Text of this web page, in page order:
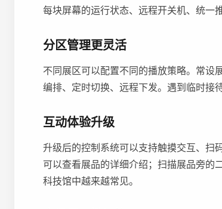
每块屏幕的运行状态、远程开关机、统一
分区管理更灵活
不同展区可以配置不同的播放策略。常设
编排、定时切换、远程下发。遇到临时接
互动体验升级
升级后的控制系统可以支持触摸交互、扫
可以查看展品的详细介绍；扫描展品旁的
科技馆中越来越常见。